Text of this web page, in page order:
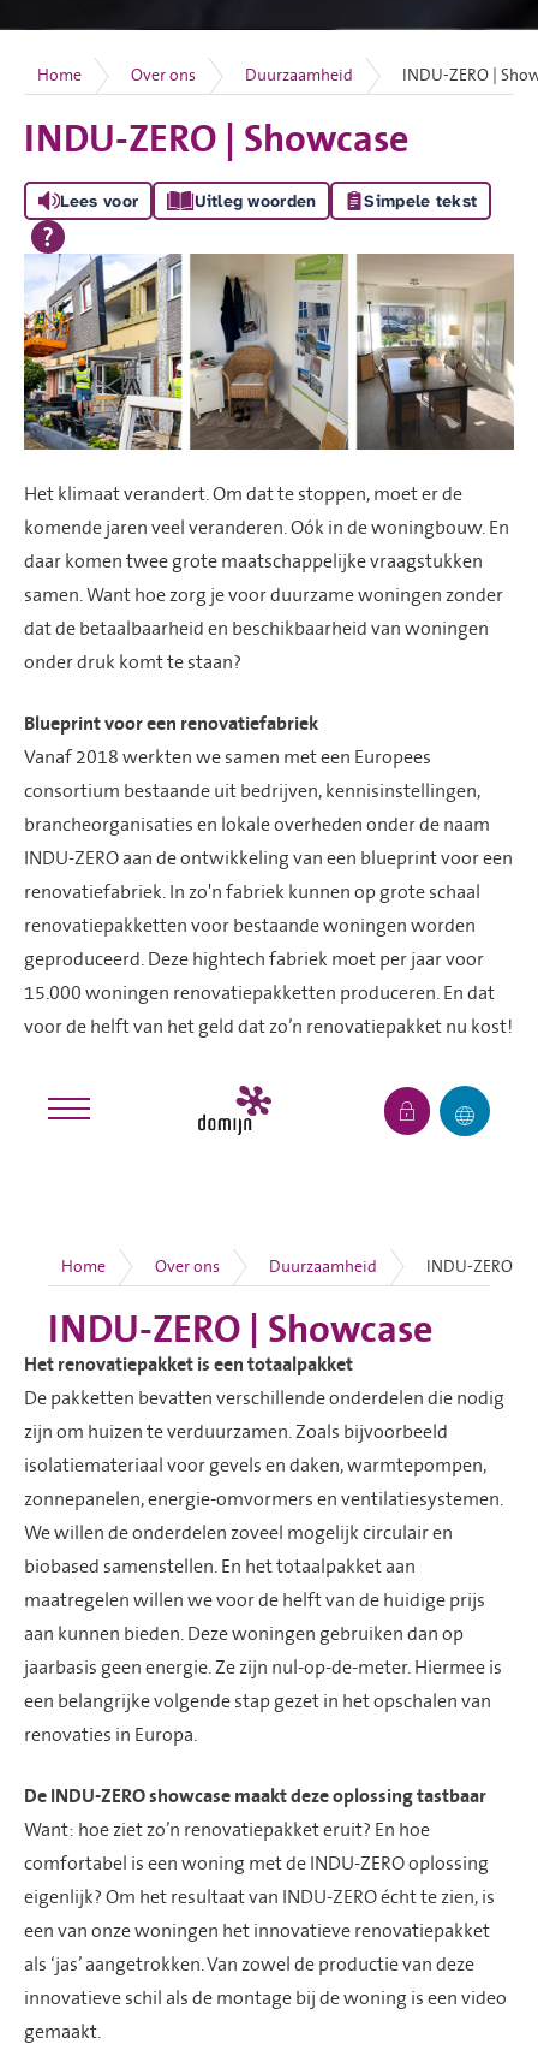
Home Over ons Duurzaamheid INDU-ZERO |
INDU-ZERO | Showcase
Lees voor Uitleg woorden Simpele tekst
Het klimaat verandert. Om dat te stoppen, moet er de
komende jaren veel veranderen. Oók in de woningbouw. En
daar komen twee grote maatschappelijke vraagstukken
samen. Want hoe zorg je voor duurzame woningen zonder
dat de betaalbaarheid en beschikbaarheid van woningen
onder druk komt te staan?
Blueprint voor een renovatiefabriek
Vanaf 2018 werkten we samen met een Europees
consortium bestaande uit bedrijven, kennisinstellingen,
brancheorganisaties en lokale overheden onder de naam
INDU-ZERO aan de ontwikkeling van een blueprint voor een
renovatiefabriek. In zo'n fabriek kunnen op grote schaal
renovatiepakketten voor bestaande woningen worden
geproduceerd. Deze hightech fabriek moet per jaar voor
15.000 woningen renovatiepakketten produceren. En dat
voor de helft van het geld dat zo’n renovatiepakket nu kost!
Het renovatiepakket is een totaalpakket
De pakketten bevatten verschillende onderdelen die nodig
zijn om huizen te verduurzamen. Zoals bijvoorbeeld
isolatiemateriaal voor gevels en daken, warmtepompen,
zonnepanelen, energie-omvormers en ventilatiesystemen.
We willen de onderdelen zoveel mogelijk circulair en
biobased samenstellen. En het totaalpakket aan
maatregelen willen we voor de helft van de huidige prijs
aan kunnen bieden. Deze woningen gebruiken dan op
jaarbasis geen energie. Ze zijn nul-op-de-meter. Hiermee is
een belangrijke volgende stap gezet in het opschalen van
renovaties in Europa.
De INDU-ZERO showcase maakt deze oplossing tastbaar
Want: hoe ziet zo’n renovatiepakket eruit? En hoe
comfortabel is een woning met de INDU-ZERO oplossing
eigenlijk? Om het resultaat van INDU-ZERO écht te zien, is
een van onze woningen het innovatieve renovatiepakket
als ‘jas’ aangetrokken. Van zowel de productie van deze
innovatieve schil als de montage bij de woning is een video
gemaakt.